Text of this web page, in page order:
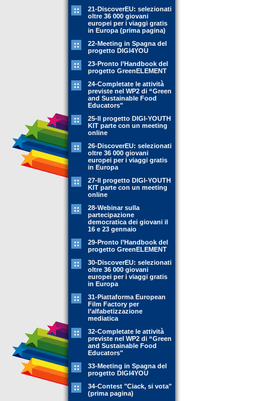
21-DiscoverEU: selezionati
oltre 36 000 giovani
europei per i viaggi gratis
in Europa (prima pagina)
22-Meeting in Spagna del
progetto DIGI4YOU
23-Pronto l’Handbook del
progetto GreenELEMENT
24-Completate le attività
previste nel WP2 di “Green
and Sustainable Food
Educators"
25-Il progetto DIGI-YOUTH
KIT parte con un meeting
online
26-DiscoverEU: selezionati
oltre 36 000 giovani
europei per i viaggi gratis
in Europa
27-Il progetto DIGI-YOUTH
KIT parte con un meeting
online
28-Webinar sulla
partecipazione
democratica dei giovani il
16 e 23 gennaio
29-Pronto l’Handbook del
progetto GreenELEMENT
30-DiscoverEU: selezionati
oltre 36 000 giovani
europei per i viaggi gratis
in Europa
31-Piattaforma European
Film Factory per
l’alfabetizzazione
mediatica
32-Completate le attività
previste nel WP2 di “Green
and Sustainable Food
Educators"
33-Meeting in Spagna del
progetto DIGI4YOU
34-Contest "Ciack, si vota"
(prima pagina)